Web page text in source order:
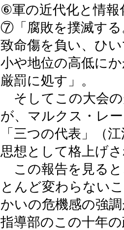
⑥軍の近代化と情報
⑦「腐敗を撲滅する
致命傷を負い、ひ
小や地位の高低に
厳罰に処す」。
そしてこの大会の
が、マルクス・レ
「三つの代表」（
思想として格上げ
この報告を見ると
とんど変わらない
かいの危機感の強
指導部のこの十年